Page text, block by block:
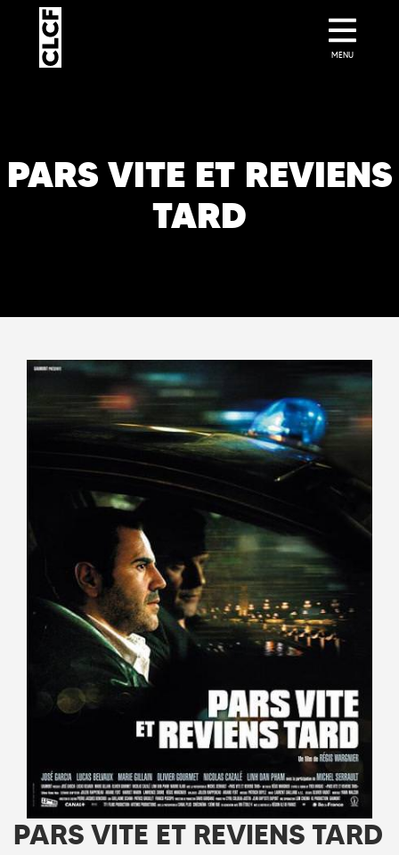
PARS VITE ET REVIENS
TARD
PARS VITE ET REVIENS TARD
MENU